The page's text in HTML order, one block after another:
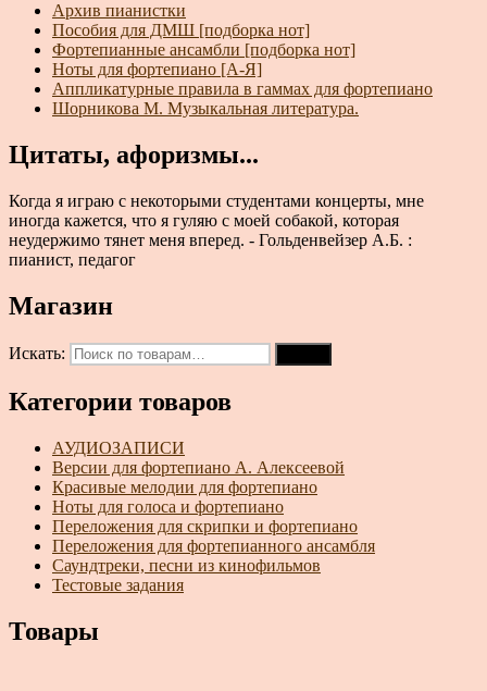
Архив пианистки
Пособия для ДМШ [подборка нот]
Фортепианные ансамбли [подборка нот]
Ноты для фортепиано [А-Я]
Аппликатурные правила в гаммах для фортепиано
Шорникова М. Музыкальная литература.
Цитаты, афоризмы...
Когда я играю с некоторыми студентами концерты, мне
иногда кажется, что я гуляю с моей собакой, которая
неудержимо тянет меня вперед. - Гольденвейзер А.Б. :
пианист, педагог
Магазин
Искать:
Категории товаров
АУДИОЗАПИСИ
Версии для фортепиано А. Алексеевой
Красивые мелодии для фортепиано
Ноты для голоса и фортепиано
Переложения для скрипки и фортепиано
Переложения для фортепианного ансамбля
Саундтреки, песни из кинофильмов
Тестовые задания
Товары